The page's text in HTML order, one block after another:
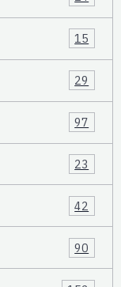
15
29
97
23
42
90